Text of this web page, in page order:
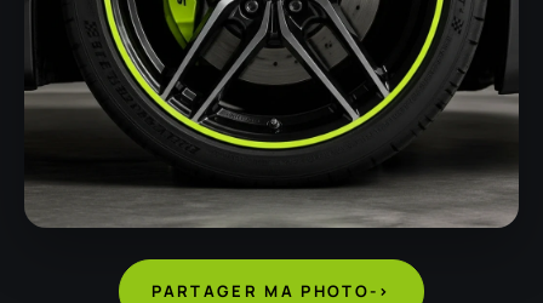
PARTAGER MA PHOTO->